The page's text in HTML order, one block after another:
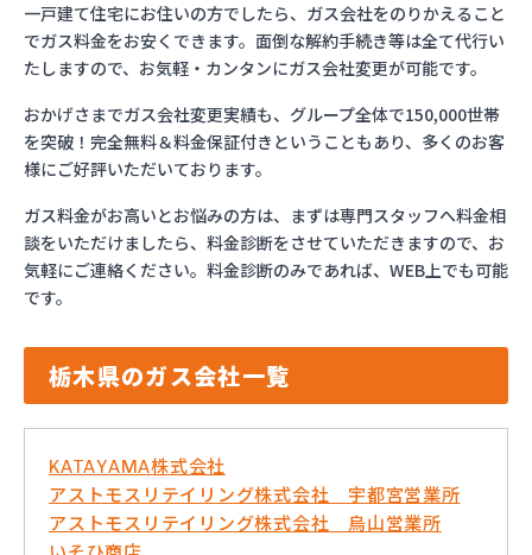
一戸建て住宅にお住いの方でしたら、ガス会社をのりかえること
でガス料金をお安くできます。面倒な解約手続き等は全て代行い
たしますので、お気軽・カンタンにガス会社変更が可能です。
おかげさまでガス会社変更実績も、グループ全体で150,000世帯
を突破！完全無料＆料金保証付きということもあり、多くのお客
様にご好評いただいております。
ガス料金がお高いとお悩みの方は、まずは専門スタッフへ料金相
談をいただけましたら、料金診断をさせていただきますので、お
気軽にご連絡ください。料金診断のみであれば、WEB上でも可能
です。
栃木県のガス会社一覧
KATAYAMA株式会社
アストモスリテイリング株式会社 宇都宮営業所
アストモスリテイリング株式会社 烏山営業所